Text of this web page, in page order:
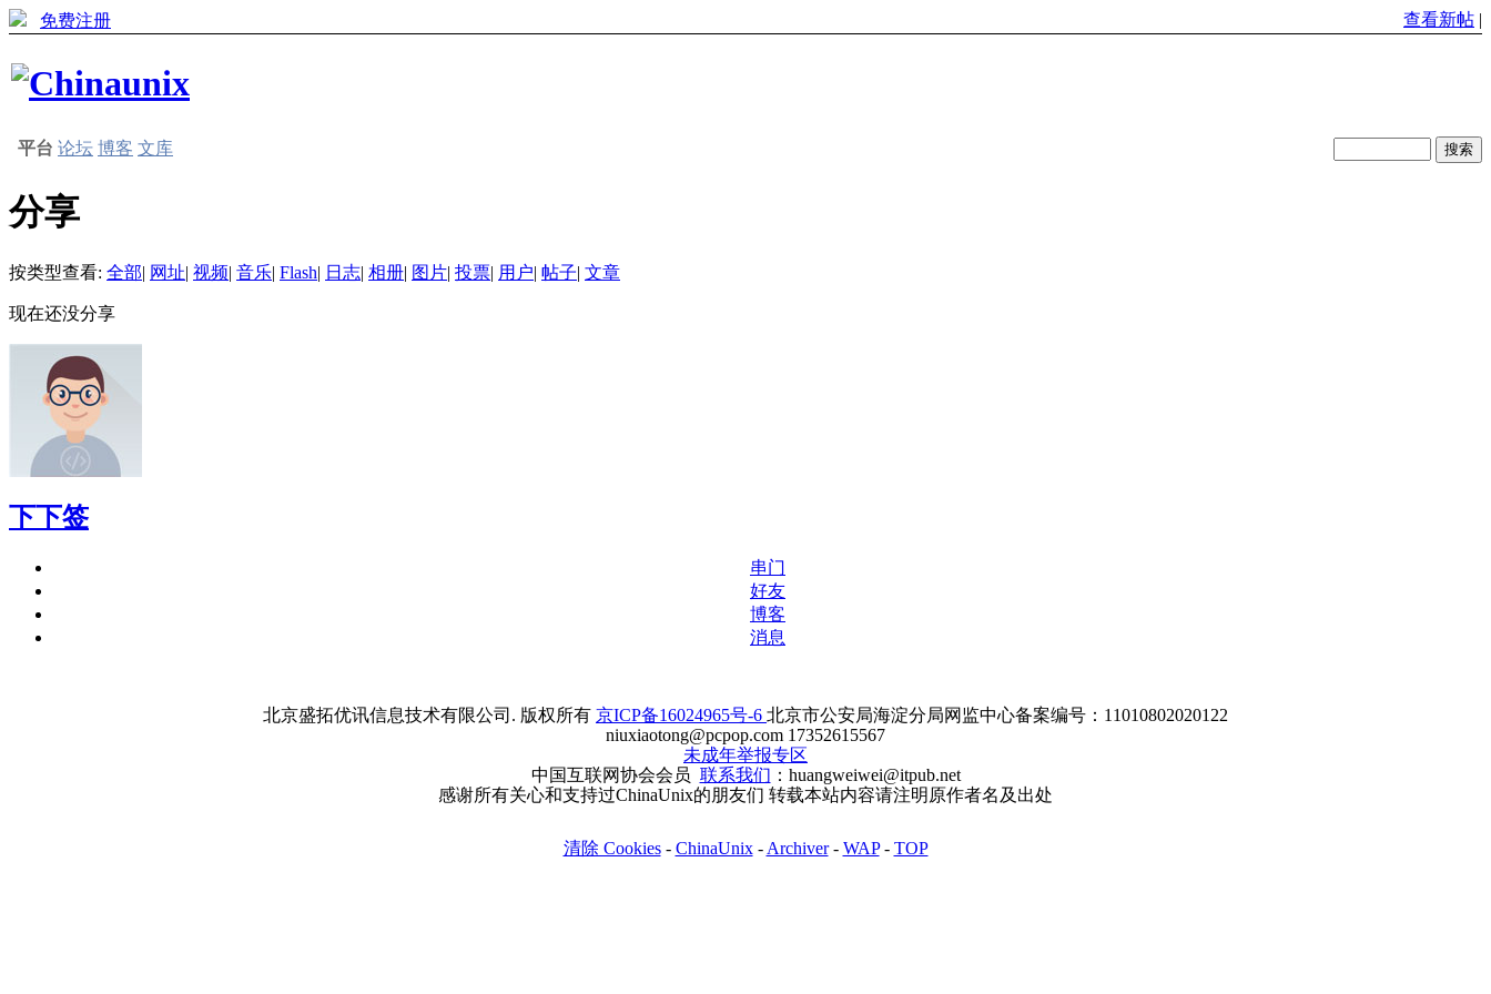
免费注册 查看新帖 |
平台 论坛 博客 文库
分享
按类型查看: 全部| 网址| 视频| 音乐| Flash| 日志| 相册| 图片| 投票| 用户| 帖子| 文章
现在还没分享
下下签
串门
好友
博客
消息
北京盛拓优讯信息技术有限公司. 版权所有 京ICP备16024965号-6 北京市公安局海淀分局网监中心备案编号：11010802020122
niuxiaotong@pcpop.com 17352615567
未成年举报专区
中国互联网协会会员 联系我们 ：huangweiwei@itpub.net
感谢所有关心和支持过ChinaUnix的朋友们 转载本站内容请注明原作者名及出处
清除 Cookies- ChinaUnix- Archiver- WAP- TOP